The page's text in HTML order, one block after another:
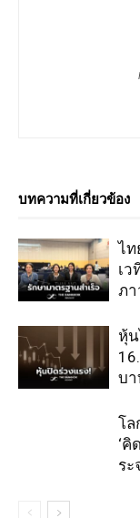
บทความที่เกี่ยวข้อง
ไท
เ
ภา
หุ้
บา
โล
‘คิ
ระ